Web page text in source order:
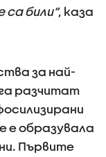
са били“, каза
за най-
разчитат
е образувала
Първите